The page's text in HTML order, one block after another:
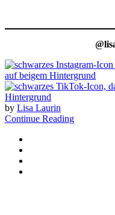
by Lisa Laurin
Continue Reading